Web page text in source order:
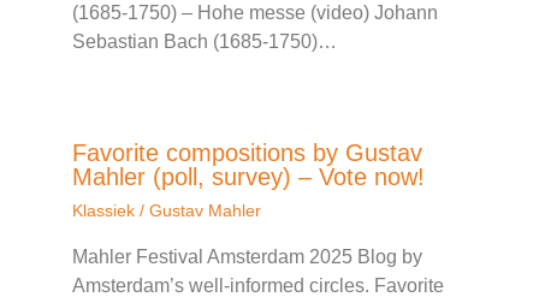
(1685-1750) – Hohe messe (video) Johann
Sebastian Bach (1685-1750)…
Favorite compositions by Gustav
Mahler (poll, survey) – Vote now!
Klassiek / Gustav Mahler
Mahler Festival Amsterdam 2025 Blog by
Amsterdam’s well-informed circles. Favorite